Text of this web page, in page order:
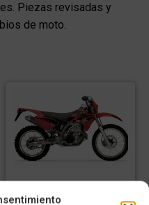
Piezas revisadas y
de moto.
2001